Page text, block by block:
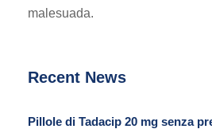
malesuada.
Recent News
Pillole di Tadacip 20 mg senza